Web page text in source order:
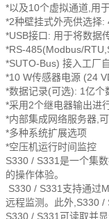
*以及10个虚拟通道,用
*2种壁挂式外壳供选择
*USB接口: 用于将数据
*RS-485(Modbus/
*SUTO-Bus) 接入工厂
*10 W传感器电源 (24
*数据记录(可选): 1亿个
*采用2个继电器输出进
*内部集成网络服务器,
*多种系统扩展选项
*空压机运行时间监控
S330 / S331是一个集
的操作体验。
S330 / S331支持通过
远程监测。此外,S330 /
S330 / S331可读取并